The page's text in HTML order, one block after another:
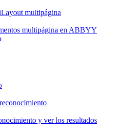
multipágina
multipágina en ABBYY
y ver los resultados